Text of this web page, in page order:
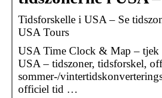
Tidsforskelle i USA – Se
USA Tours
USA Time Clock & Map –
USA – tidszoner, tidsforskel,
sommer-/
officiel tid …